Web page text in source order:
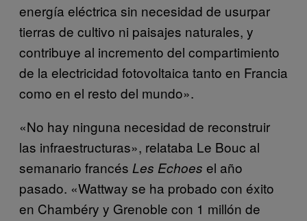
energía eléctrica sin necesidad de usurpar
tierras de cultivo ni paisajes naturales, y
contribuye al incremento del compartimiento
de la electricidad fotovoltaica tanto en Francia
como en el resto del mundo».
«No hay ninguna necesidad de reconstruir
las infraestructuras», relataba Le Bouc al
semanario francés Les Echoes el año
pasado. «Wattway se ha probado con éxito
en Chambéry y Grenoble con 1 millón de